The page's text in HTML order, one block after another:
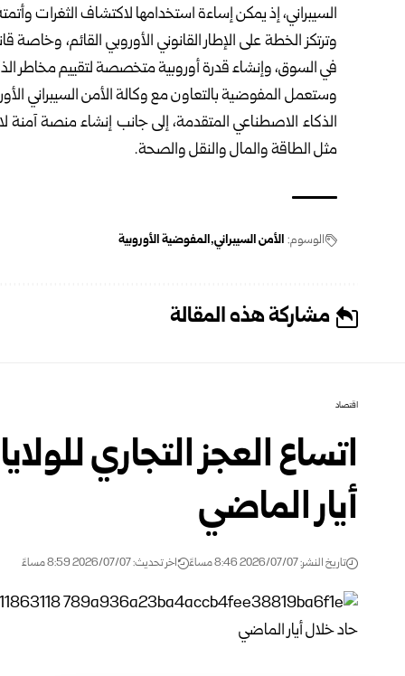
السيبراني، إذ يمكن إساءة استخدامها لاكتشاف الثغرات
وترتكز الخطة على الإطار القانوني الأوروبي القائم،
في السوق، وإنشاء قدرة أوروبية متخصصة لتقييم مخاطر
وستعمل المفوضية بالتعاون مع وكالة الأمن السيبراني
الذكاء الاصطناعي المتقدمة، إلى جانب إنشاء منصة آمنة
مثل الطاقة والمال والنقل والصحة.
الوسوم: الأمن السيبراني المفوضية الأوروبية
مشاركة هذه المقالة
اقتصاد
اتساع العجز التجاري
أيار الماضي
تاريخ النشر: 2026/07/07 8:46 مساءً اخر تحديث: 2026/07/07 8:59 مساءً